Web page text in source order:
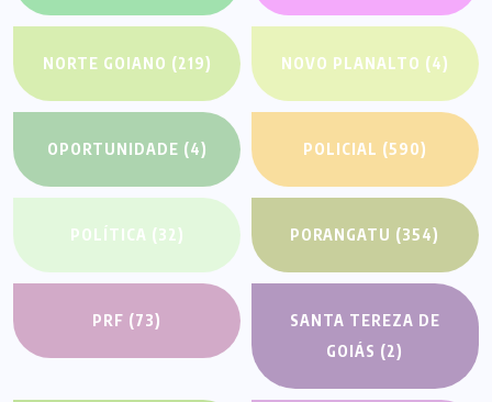
NORTE GOIANO (219) NOVO PLANALTO (4)
OPORTUNIDADE (4) POLICIAL (590)
POLÍTICA (32) PORANGATU (354)
PRF (73)
SANTA TEREZA DE
GOIÁS (2)